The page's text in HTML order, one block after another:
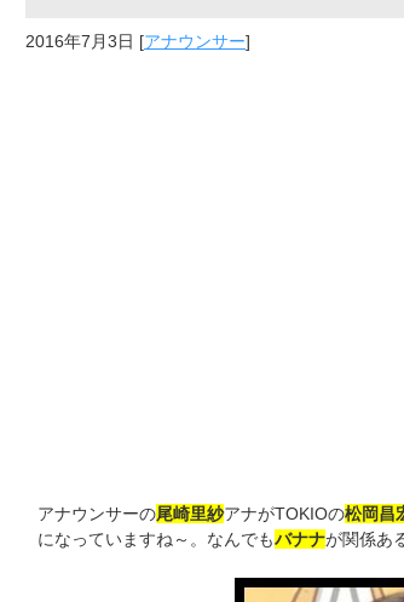
2016年7月3日 [アナウンサー]
アナウンサーの尾崎里紗アナがTOKIOの松岡昌
になっていますね～。なんでもバナナが関係あ